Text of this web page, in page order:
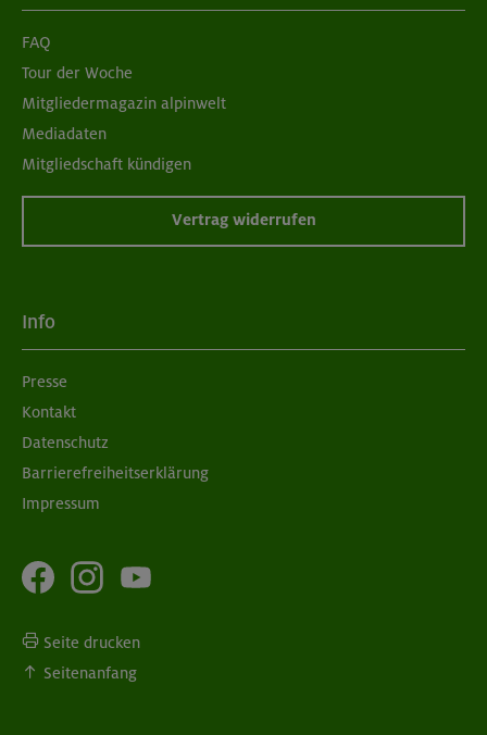
FAQ
Tour der Woche
Mitgliedermagazin alpinwelt
Mediadaten
Mitgliedschaft kündigen
Vertrag widerrufen
Info
Presse
Kontakt
Datenschutz
Barrierefreiheitserklärung
Impressum
Seite drucken
Seitenanfang